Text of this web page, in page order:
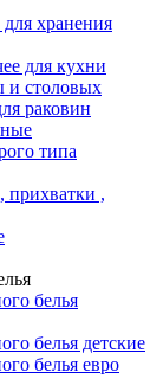
хранения
для кухни
и столовых
раковин
типа
прихватки ,
белья
белья детские
белья евро